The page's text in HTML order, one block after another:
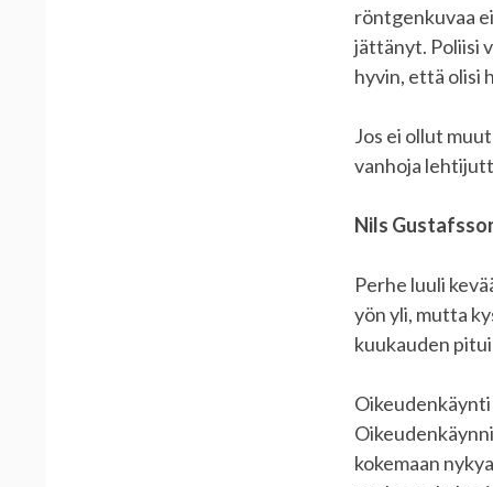
röntgenkuvaa
jättänyt. Poliisi
hyvin, että olisi
Jos ei ollut
vanhoja
Nils
Perhe luuli
yön yli, mutta
kuukauden
kokemaan